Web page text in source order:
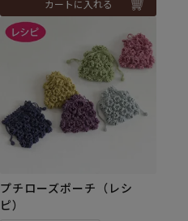
カートに入れる
プチローズポーチ（レシ
ピ）